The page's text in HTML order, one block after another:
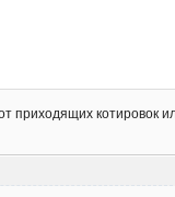
приходящих котировок